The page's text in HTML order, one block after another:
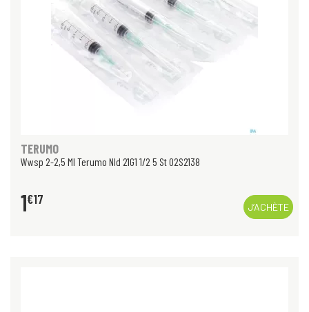
TERUMO
Wwsp 2-2,5 Ml Terumo Nld 21G1 1/2 5 St 02S2138
1€17
J’ACHÈTE